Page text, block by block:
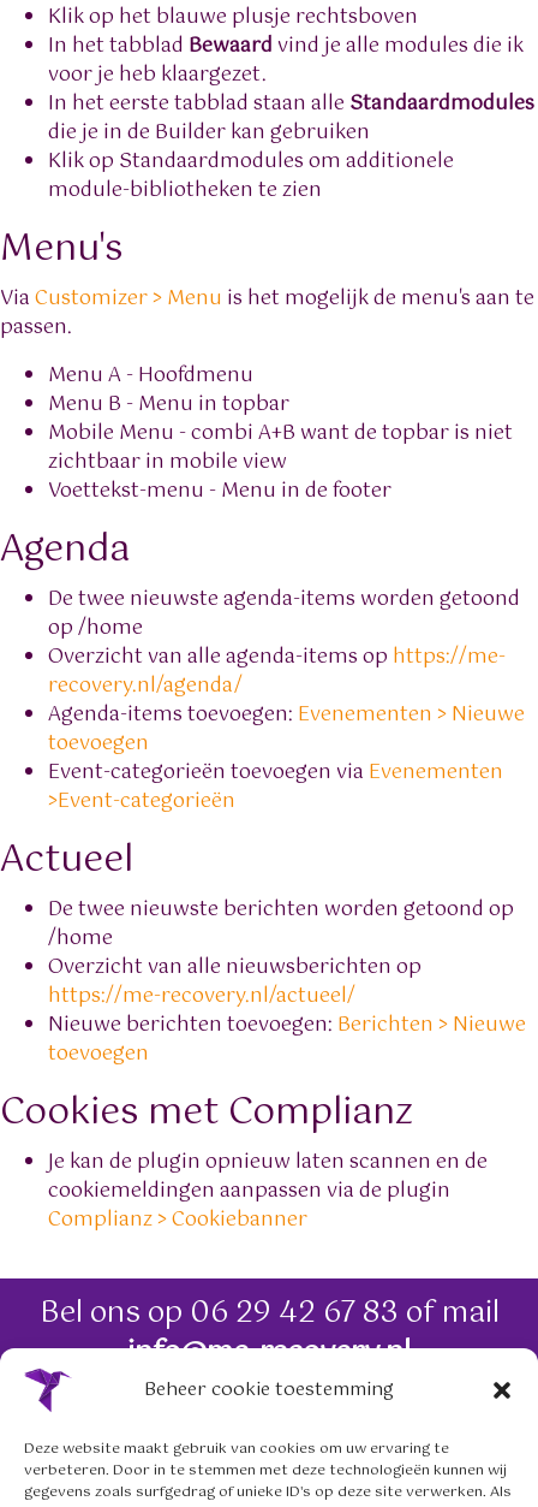
Beheer cookie toestemming
Deze website maakt gebruik van cookies om uw ervaring te
verbeteren. Door in te stemmen met deze technologieën kunnen wij
gegevens zoals surfgedrag of unieke ID's op deze site verwerken. Als
Klik op het blauwe plusje rechtsboven
In het tabblad Bewaardvind je alle modules die ik
voor je heb klaargezet.
In het eerste tabblad staan alle Standaardmodules
die je in de Builder kan gebruiken
Klik op Standaardmodules om additionele
module-bibliotheken te zien
Menu's
ViaCustomizer > Menu is het mogelijk de menu's aan te
passen.
Menu A - Hoofdmenu
Menu B - Menu in topbar
Mobile Menu - combi A+B want de topbar is niet
zichtbaar in mobile view
Voettekst-menu - Menu in de footer
Agenda
De twee nieuwste agenda-items worden getoond
op /home
Overzicht van alle agenda-items op https://me-
recovery.nl/agenda/
Agenda-items toevoegen: Evenementen > Nieuwe
toevoegen
Event-categorieën toevoegen via Evenementen
>Event-categorieën
Actueel
De twee nieuwste berichten worden getoond op
/home
Overzicht van alle nieuwsberichten op
https://me-recovery.nl/actueel/
Nieuwe berichten toevoegen: Berichten > Nieuwe
toevoegen
Cookies met Complianz
Je kan de plugin opnieuw laten scannen en de
cookiemeldingen aanpassen via de plugin
Complianz > Cookiebanner
Bel ons op 06 29 42 67 83 of mail
info@me-recovery.nl
06 29 42 67 83
info@me-recovery.nl